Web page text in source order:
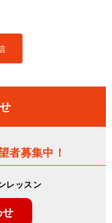
者募集中！
レッスン